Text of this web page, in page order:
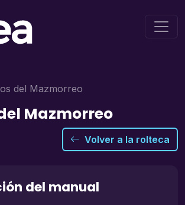
del Mazmorreo
Mazmorreo
Volver a la rolteca
del manual